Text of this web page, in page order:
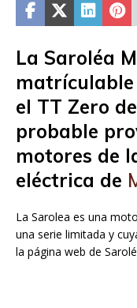
La Saroléa
el TT Zero
probable
motores de
eléctrica de
La Sarolea es una
una serie limitada y
la página web de